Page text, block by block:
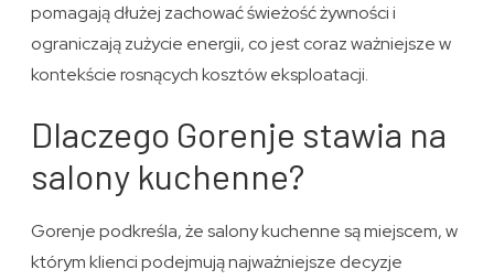
pomagają dłużej zachować świeżość żywności i
ograniczają zużycie energii, co jest coraz ważniejsze w
kontekście rosnących kosztów eksploatacji.
Dlaczego Gorenje stawia na
salony kuchenne?
Gorenje podkreśla, że salony kuchenne są miejscem, w
którym klienci podejmują najważniejsze decyzje